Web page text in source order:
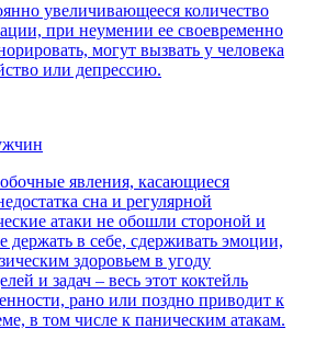
увеличивающееся количество
при неумении ее своевременно
могут вызвать у человека
или депрессию.
явления, касающиеся
сна и регулярной
атаки не обошли стороной и
в себе, сдерживать эмоции,
здоровьем в угоду
и задач – весь этот коктейль
рано или поздно приводит к
в том числе к паническим атакам.